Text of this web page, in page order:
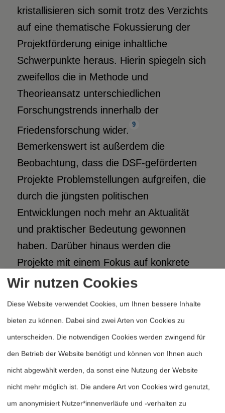
kristallisieren sich somit trotz des Verzichts
auf eine thematische Fokussierung der
Projektförderung einige inhaltliche
Schwerpunkte heraus. Hierin spiegeln sich
zweifellos die in Methode und
Theorieansatz unterschiedlichen
Forschungstrends innerhalb der
Friedensforschung wider.
9
Bemerkenswert ist außerdem die
Beobachtung, dass die DSF-geförderten
Projekte Problemstellungen aufgreifen, die
durch die jüngsten politischen
Entwicklungen noch mehr an Aktualität
und praktischer Bedeutung gewonnen
haben. Darüber hinaus werden die
Projekte mit einem Fokus auf konkrete
Konfliktherde Ergebnisse erbringen, die
Wir nutzen Cookies
Diese Website verwendet Cookies, um Ihnen bessere Inhalte
bieten zu können. Dabei sind zwei Arten von Cookies zu
unterscheiden. Die notwendigen Cookies werden zwingend für
den Betrieb der Website benötigt und können von Ihnen auch
nicht abgewählt werden, da sonst eine Nutzung der Website
nicht mehr möglich ist. Die andere Art von Cookies wird genutzt,
um anonymisiert Nutzer*innenverläufe und -verhalten zu